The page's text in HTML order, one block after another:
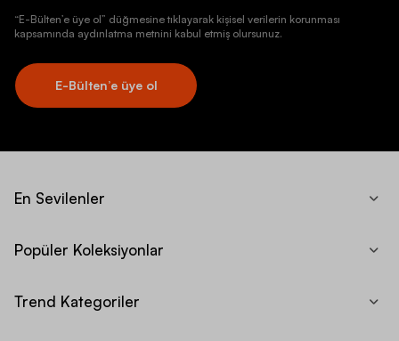
“E-Bülten’e üye ol” düğmesine tıklayarak kişisel verilerin korunması
kapsamında aydınlatma metnini kabul etmiş olursunuz.
E-Bülten’e üye ol
En Sevilenler
Popüler Koleksiyonlar
Trend Kategoriler